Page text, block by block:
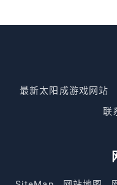
最新太阳成游戏网站
联